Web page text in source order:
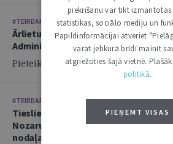
#TEIRDARBS
Ārlietu ministrija aicina savā
Administratīvi tiesiskās nodaļas
Pieteikšanās līdz: 14.06.2026.
#TEIRDARBS
Tieslietu ministrija aicina savai
Nozaru politikas departamenta
nodaļas juristu
piekrišanu var tikt izmantotas
statistikas, sociālo mediju un
Papildinformācijai atveriet
varat jebkurā brīdī mainīt
atgriežoties šajā vietnē.
politikā.
PIEŅEMT VISAS